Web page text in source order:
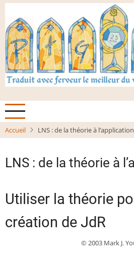
Aller
contenu
principal
Accueil LNS : de la théorie à l’application
LNS : de la théorie à
Utiliser la théorie
création de JdR
© 2003 Mark J.